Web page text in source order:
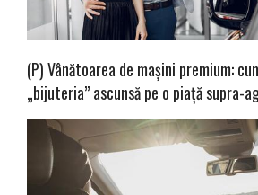
(P) Vânătoarea de mașini premium:
„bijuteria” ascunsă pe o piață supra-